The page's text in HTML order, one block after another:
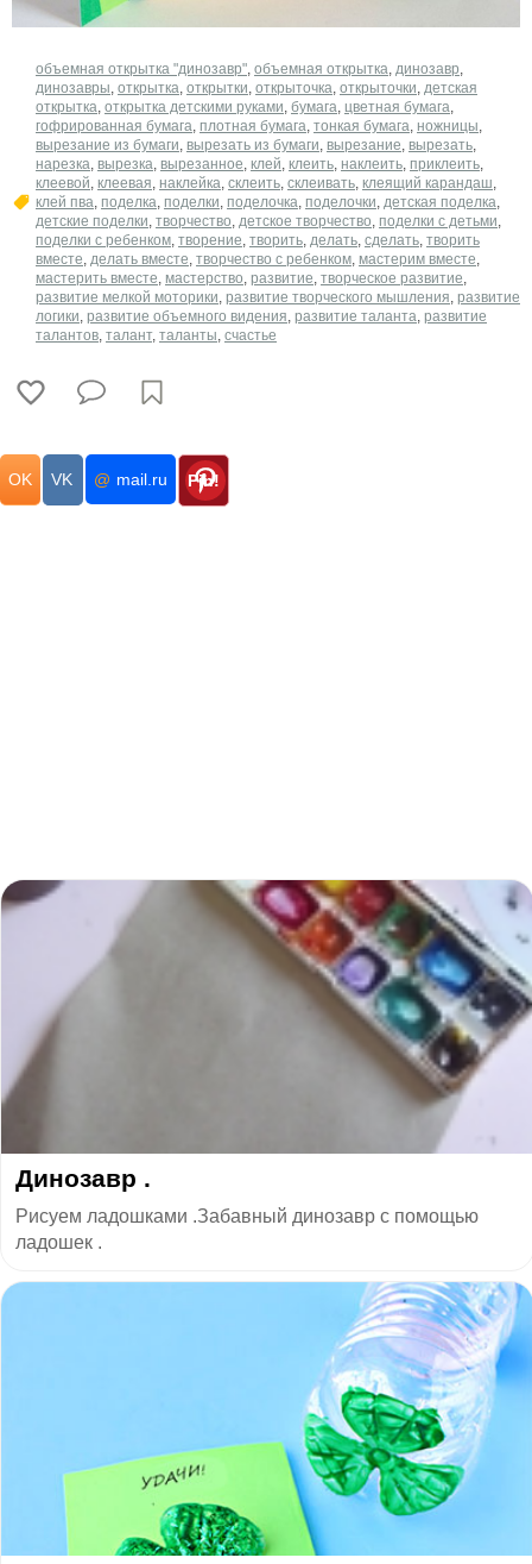
​объемная открытка "динозавр", ​объемная открытка, динозавр,
динозавры, открытка, открытки, открыточка, открыточки, детская
открытка, открытка детскими руками, бумага, цветная бумага,
гофрированная бумага, плотная бумага, тонкая бумага, ножницы,
вырезание из бумаги, вырезать из бумаги, вырезание, вырезать,
нарезка, вырезка, вырезанное, клей, клеить, наклеить, приклеить,
клеевой, клеевая, наклейка, склеить, склеивать, клеящий карандаш,
клей пва, поделка, поделки, поделочка, поделочки, детская поделка,
детские поделки, творчество, детское творчество, поделки с детьми,
поделки с ребенком, творение, творить, делать, сделать, творить
вместе, делать вместе, творчество с ребенком, мастерим вместе,
мастерить вместе, мастерство, развитие, творческое развитие,
развитие мелкой моторики, развитие творческого мышления, развитие
логики, развитие объемного видения, развитие таланта, развитие
талантов, талант, таланты, счастье
OK VK @ mail.ru Pin!
Динозавр .
Рисуем ладошками .Забавный динозавр с помощью
ладошек .